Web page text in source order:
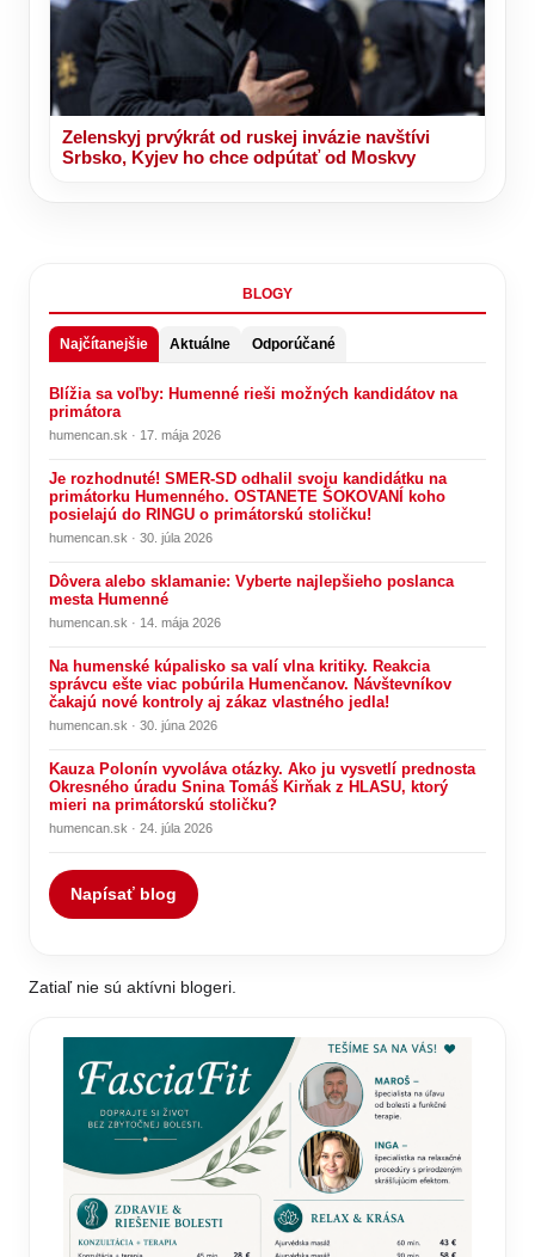
Zelenskyj prvýkrát od ruskej invázie navštívi
Srbsko, Kyjev ho chce odpútať od Moskvy
BLOGY
Najčítanejšie Aktuálne Odporúčané
Blížia sa voľby: Humenné rieši možných kandidátov na
primátora
humencan.sk · 17. mája 2026
Je rozhodnuté! SMER-SD odhalil svoju kandidátku na
primátorku Humenného. OSTANETE ŠOKOVANÍ koho
posielajú do RINGU o primátorskú stoličku!
humencan.sk · 30. júla 2026
Dôvera alebo sklamanie: Vyberte najlepšieho poslanca
mesta Humenné
humencan.sk · 14. mája 2026
Na humenské kúpalisko sa valí vlna kritiky. Reakcia
správcu ešte viac pobúrila Humenčanov. Návštevníkov
čakajú nové kontroly aj zákaz vlastného jedla!
humencan.sk · 30. júna 2026
Kauza Polonín vyvoláva otázky. Ako ju vysvetlí prednosta
Okresného úradu Snina Tomáš Kirňak z HLASU, ktorý
mieri na primátorskú stoličku?
humencan.sk · 24. júla 2026
Napísať blog
Zatiaľ nie sú aktívni blogeri.